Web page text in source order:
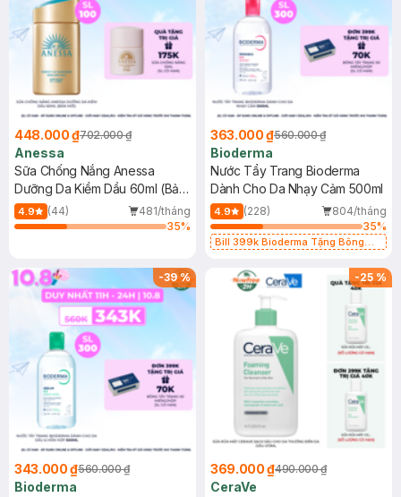
448.000 ₫702.000 ₫
Anessa
Sữa Chống Nắng Anessa
Dưỡng Da Kiềm Dầu 60ml (Bản
Mới)
4.9 (44)
481/tháng
35%
363.000 ₫560.000 ₫
Bioderma
Nước Tẩy Trang Bioderma
Dành Cho Da Nhạy Cảm 500ml
4.9 (228)
804/tháng
35%
Bill 399k Bioderma Tặng Bông
-39%
343.000 ₫560.000 ₫
Bioderma
-25 %
369.000 ₫490.000 ₫
CeraVe